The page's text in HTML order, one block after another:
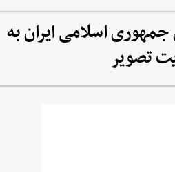
اسلامی ایران به
تصویر